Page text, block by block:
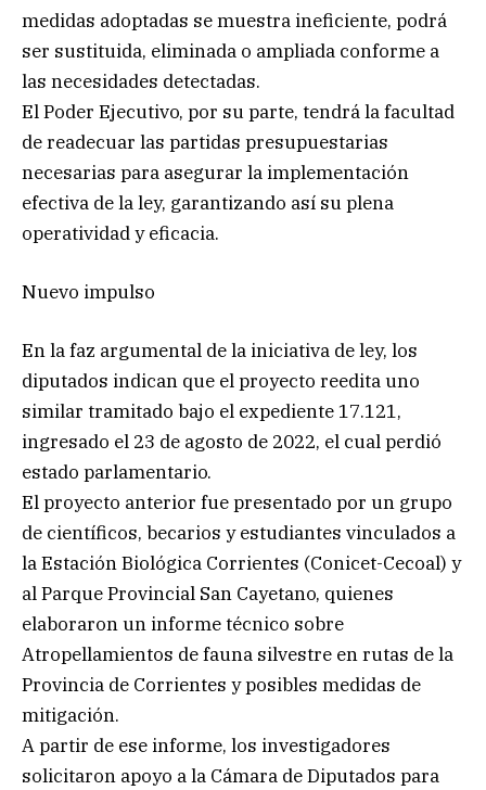
medidas adoptadas se muestra ineficiente, podrá
ser sustituida, eliminada o ampliada conforme a
las necesidades detectadas.
El Poder Ejecutivo, por su parte, tendrá la facultad
de readecuar las partidas presupuestarias
necesarias para asegurar la implementación
efectiva de la ley, garantizando así su plena
operatividad y eficacia.
Nuevo impulso
En la faz argumental de la iniciativa de ley, los
diputados indican que el proyecto reedita uno
similar tramitado bajo el expediente 17.121,
ingresado el 23 de agosto de 2022, el cual perdió
estado parlamentario.
El proyecto anterior fue presentado por un grupo
de científicos, becarios y estudiantes vinculados a
la Estación Biológica Corrientes (Conicet-Cecoal) y
al Parque Provincial San Cayetano, quienes
elaboraron un informe técnico sobre
Atropellamientos de fauna silvestre en rutas de la
Provincia de Corrientes y posibles medidas de
mitigación.
A partir de ese informe, los investigadores
solicitaron apoyo a la Cámara de Diputados para